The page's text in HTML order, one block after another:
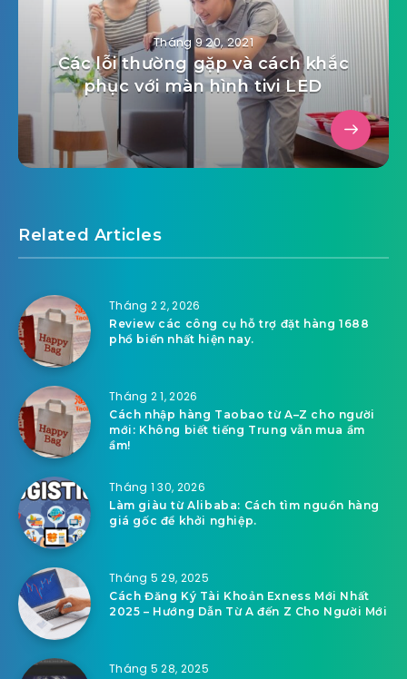
Tháng 9 20, 2021
Các lỗi thường gặp và cách khắc
phục với màn hình tivi LED
Related Articles
Tháng 2 2, 2026
Review các công cụ hỗ trợ đặt hàng 1688
phổ biến nhất hiện nay.
Tháng 2 1, 2026
Cách nhập hàng Taobao từ A–Z cho người
mới: Không biết tiếng Trung vẫn mua ầm
ầm!
Tháng 1 30, 2026
Làm giàu từ Alibaba: Cách tìm nguồn hàng
giá gốc để khởi nghiệp.
Tháng 5 29, 2025
Cách Đăng Ký Tài Khoản Exness Mới Nhất
2025 – Hướng Dẫn Từ A đến Z Cho Người Mới
Tháng 5 28, 2025